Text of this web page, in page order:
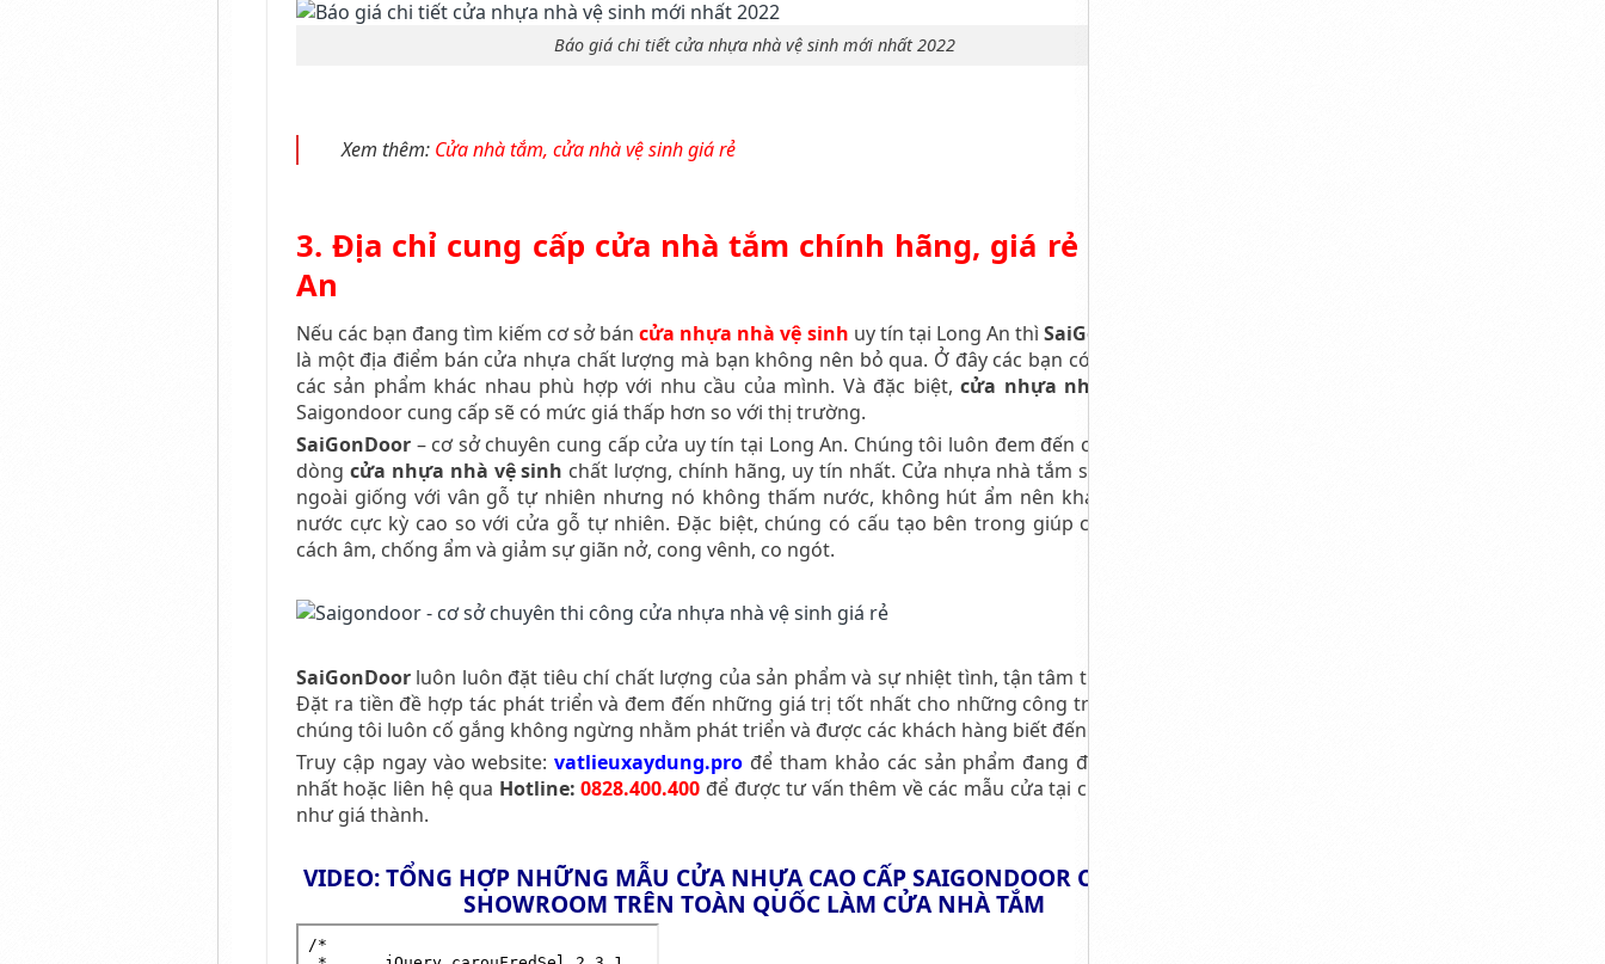
Báo giá chi tiết cửa nhựa nhà vệ sinh mới nhất 2022
Xem thêm: Cửa nhà tắm, cửa nhà vệ sinh giá rẻ
3. Địa chỉ cung cấp cửa nhà tắm chính hãng, giá rẻ tại Long
An
Nếu các bạn đang tìm kiếm cơ sở báncửa nhựa nhà vệ sinh uy tín tại Long An thì SaiGonDoor
là một địa điểm bán cửa nhựa chất lượng mà bạn không nên bỏ qua. Ở đây các bạn có thể tìm được
các sản phẩm khác nhau phù hợp với nhu cầu của mình. Và đặc biệt, cửa nhựa nhà vệ sinh
Saigondoor cung cấp sẽ có mức giá thấp hơn so với thị trường.
SaiGonDoor– cơ sở chuyên cung cấp cửa uy tín tại Long An. Chúng tôi luôn đem đến cho quý khách
dòng cửa nhựa nhà vệ sinh chất lượng, chính hãng, uy tín nhất. Cửa nhựa nhà tắm sở hữu bề mặt
ngoài giống với vân gỗ tự nhiên nhưng nó không thấm nước, không hút ẩm nên khả năng chống
nước cực kỳ cao so với cửa gỗ tự nhiên. Đặc biệt, chúng có cấu tạo bên trong giúp chống cháy và
cách âm, chống ẩm và giảm sự giãn nở, cong vênh, co ngót.
SaiGonDoorluôn luôn đặt tiêu chí chất lượng của sản phẩm và sự nhiệt tình, tận tâm trong phục vụ.
Đặt ra tiền đề hợp tác phát triển và đem đến những giá trị tốt nhất cho những công trình xây dựng,
chúng tôi luôn cố gắng không ngừng nhằm phát triển và được các khách hàng biết đến.
Truy cập ngay vào website:vatlieuxaydung.pro để tham khảo các sản phẩm đang được bán chạy
nhất hoặc liên hệ qua Hotline:0828.400.400 để được tư vấn thêm về các mẫu cửa tại cửa hàng cũng
như giá thành.
VIDEO: TỔNG HỢP NHỮNG MẪU CỬA NHỰA CAO CẤP SAIGONDOOR CÓ SẴN TẠI
SHOWROOM TRÊN TOÀN QUỐC LÀM CỬA NHÀ TẮM